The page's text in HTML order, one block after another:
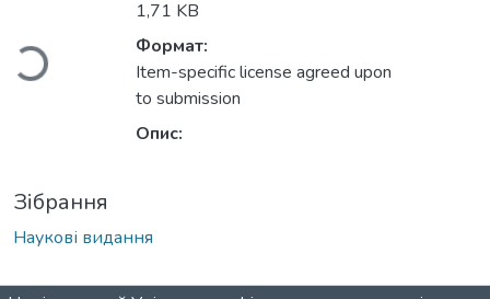
1,71 KB
Формат:
Item-specific license agreed upon
to submission
Опис:
Зібрання
Наукові видання